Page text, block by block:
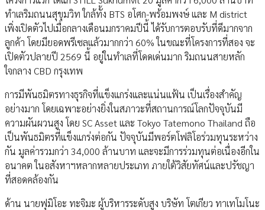
ทำเลริมถนนสุขุมวิท ใกล้ทั้ง BTS อโศก-พร้อมพงษ์ และ M district
เพิ่งเปิดตัวไปเมื่อกลางเดือนมกราคมปีนี้ ได้รับการตอบรับที่ดีมากจาก
ลูกค้า โดยมียอดพรีเซลแล้วมากกว่า 60% ในขณะที่โครงการที่สอง จะ
เปิดตัวปลายปี 2569 นี้ อยู่ในทำเลที่โดดเด่นมาก ริมถนนสายหลัก
ใจกลาง CBD กรุงเทพ
การมีพันธมิตรทางธุรกิจที่แข็งแกร่งและแน่นแฟ้น เป็นเรื่องสำคัญ
อย่างมาก โดยเฉพาะอย่างยิ่งในสภาวะที่สถานการณ์โลกปัจจุบันมี
ความผันผวนสูง โดย SC Asset และ Tokyo Tatemono Thailand ถือ
เป็นพันธมิตรที่แข็งแกร่งต่อกัน ปัจจุบันมีพอร์ตโฟลิโอร่วมทุนระหว่าง
กัน มูลค่ารวมกว่า 34,000 ล้านบาท และจะมีการร่วมทุนต่อเนื่องอีกใน
อนาคต ในอสังหาฯหลากหลายประเภท ภายใต้วิสัยทัศน์และปรัชญา
ที่สอดคล้องกัน
ด้าน นายฟุมิโอะ ทะจิมะ ผู้บริหารระดับสูง บริษัท โตเกียว ทาเทโมโนะ